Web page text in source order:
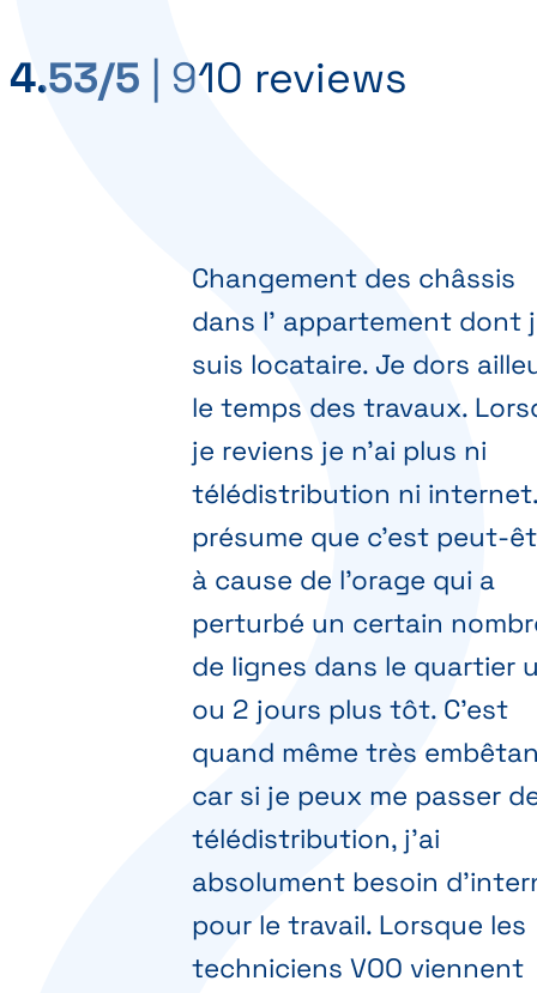
4.53/5 | 910 reviews
Changement des châssis
dans l' appartement dont
suis locataire. Je dors
le temps des travaux.
je reviens je n'ai plus ni
télédistribution ni
présume que c'est peut-
à cause de l'orage qui a
perturbé un certain
de lignes dans le quartier
ou 2 jours plus tôt. C'est
quand même très
car si je peux me passer
télédistribution, j'ai
absolument besoin
pour le travail. Lorsque les
techniciens VOO viennent